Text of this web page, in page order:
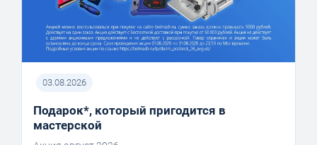
03.08.2026
Подарок*, который пригодится в
мастерской